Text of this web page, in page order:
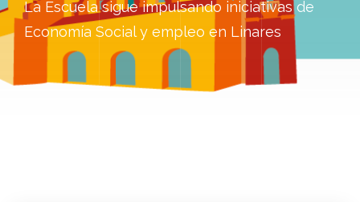
La Escuela sigue impulsando iniciativas de
Economía Social y empleo en Linares